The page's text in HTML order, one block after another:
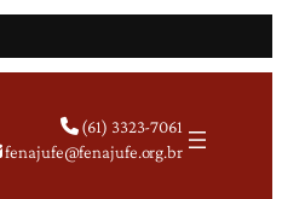
(61) 3323-7061
fenajufe@fenajufe.org.br